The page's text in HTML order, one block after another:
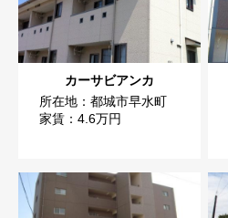
カーサビアンカ
所在地：都城市早水町
家賃：4.6万円